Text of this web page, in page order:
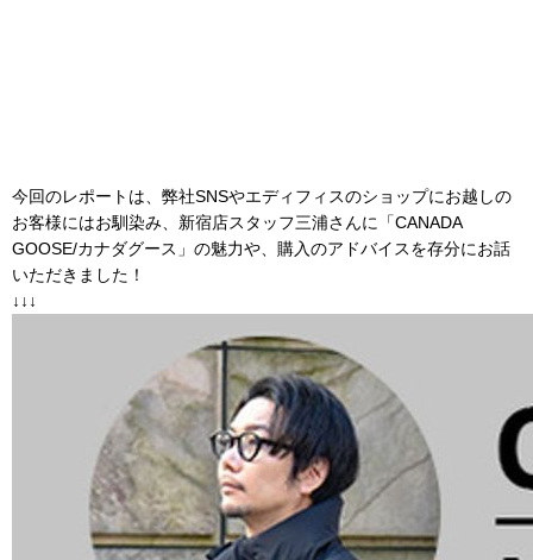
今回のレポートは、弊社SNSやエディフィスのショップにお越しの
お客様にはお馴染み、新宿店スタッフ三浦さんに「CANADA
GOOSE/カナダグース」の魅力や、購入のアドバイスを存分にお話
いただきました！
↓↓↓